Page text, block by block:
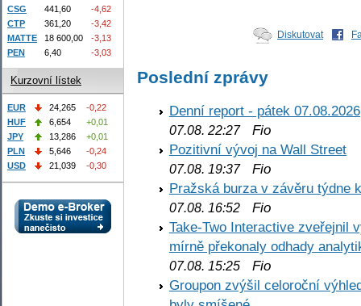
Diskutovat
Poslední zprávy
Denní report - pátek 07.08.2026
07.08. 22:27Fio
Pozitivní vývoj na Wall Street
07.08. 19:37Fio
Pražská burza v závěru týdne
07.08. 16:52 Fio
Take-Two Interactive zveřejnil
mírně překonaly odhady
07.08. 15:25 Fio
Groupon zvýšil celoroční
CSG
441,60
-4,62
CTP
361,20
-3,42
MATTE
18 600,00
-3,13
PEN
6,40 -3,03
Kurzovní lístek
EUR 24,265
-0,22
HUF
6,654
+0,01
JPY
13,286
+0,01
PLN
5,646
-0,24
USD
21,039 -0,30